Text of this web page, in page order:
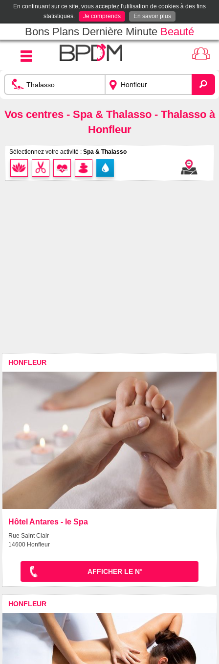
En continuant sur ce site, vous acceptez l'utilisation de cookies à des fins
statistiques.
Je comprends En savoir plus
Bons Plans Dernière Minute Beauté
Vos centres - Spa & Thalasso - Thalasso à
Honfleur
Sélectionnez votre activité : Spa & Thalasso
HONFLEUR
Hôtel Antares - le Spa
Rue Saint Clair
14600 Honfleur
AFFICHER LE N°
HONFLEUR